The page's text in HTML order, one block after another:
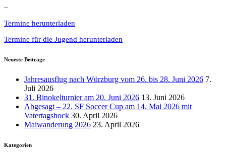
–
Termine herunterladen
Termine für die Jugend herunterladen
Neueste Beiträge
Jahresausflug nach Würzburg vom 26. bis 28. Juni 2026 7.
Juli 2026
31. Binokelturnier am 20. Juni 2026 13. Juni 2026
Abgesagt – 22. SF Soccer Cup am 14. Mai 2026 mit
Vatertagshock 30. April 2026
Maiwanderung 2026 23. April 2026
Kategorien